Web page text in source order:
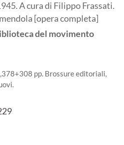
A cura di Filippo Frassati.
[opera completa]
del movimento
pp. Brossure editoriali,